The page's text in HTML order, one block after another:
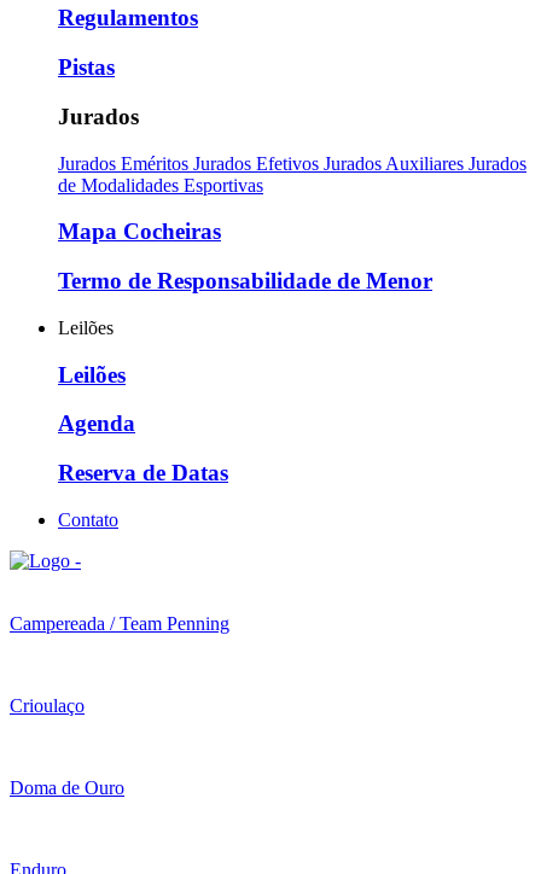
Regulamentos
Pistas
Jurados
Jurados Eméritos Jurados Efetivos Jurados Auxiliares Jurados
de Modalidades Esportivas
Mapa Cocheiras
Termo de Responsabilidade de Menor
Leilões
Leilões
Agenda
Reserva de Datas
Contato
Campereada / Team Penning
Crioulaço
Doma de Ouro
Enduro